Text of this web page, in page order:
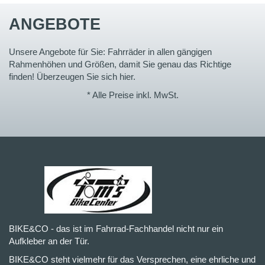
ANGEBOTE
Unsere Angebote für Sie: Fahrräder in allen gängigen
Rahmenhöhen und Größen, damit Sie genau das Richtige
finden! Überzeugen Sie sich hier.
* Alle Preise inkl. MwSt.
BIKE&CO - das ist im Fahrrad-Fachhandel nicht nur ein
Aufkleber an der Tür.
BIKE&CO steht vielmehr für das Versprechen, eine ehrliche und